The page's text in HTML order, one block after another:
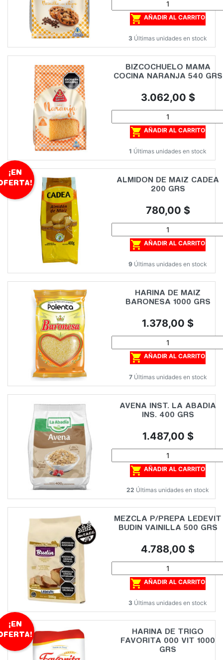
 AÑADIR AL CARRITO
3 Últimas unidades en stock
BIZCOCHUELO MAMA
COCINA NARANJA 540 GRS
Precio
3.062,00 $
 AÑADIR AL CARRITO
1 Últimas unidades en stock
ALMIDON DE MAIZ CADEA
200 GRS
Precio
780,00 $
 AÑADIR AL CARRITO
9 Últimas unidades en stock
¡EN
HARINA DE MAIZ
BARONESA 1000 GRS
Precio
1.378,00 $
 AÑADIR AL CARRITO
7 Últimas unidades en stock
AVENA INST. LA ABADIA
INS. 400 GRS
Precio
1.487,00 $
 AÑADIR AL CARRITO
22 Últimas unidades en stock
MEZCLA P/PREPA LEDEVIT
BUDIN VAINILLA 500 GRS
Precio
4.788,00 $
 AÑADIR AL CARRITO
3 Últimas unidades en stock
HARINA DE TRIGO
FAVORITA 000 VIT 1000
GRS
¡EN